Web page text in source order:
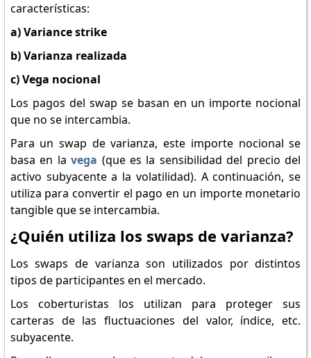
características:
a) Variance strike
b) Varianza realizada
c) Vega nocional
Los pagos del swap se basan en un importe nocional
que no se intercambia.
Para un swap de varianza, este importe nocional se
basa en lavega (que es la sensibilidad del precio del
activo subyacente a la volatilidad). A continuación, se
utiliza para convertir el pago en un importe monetario
tangible que se intercambia.
¿Quién utiliza los swaps de varianza?
Los swaps de varianza son utilizados por distintos
tipos de participantes en el mercado.
Los coberturistas los utilizan para proteger sus
carteras de las fluctuaciones del valor, índice, etc.
subyacente.